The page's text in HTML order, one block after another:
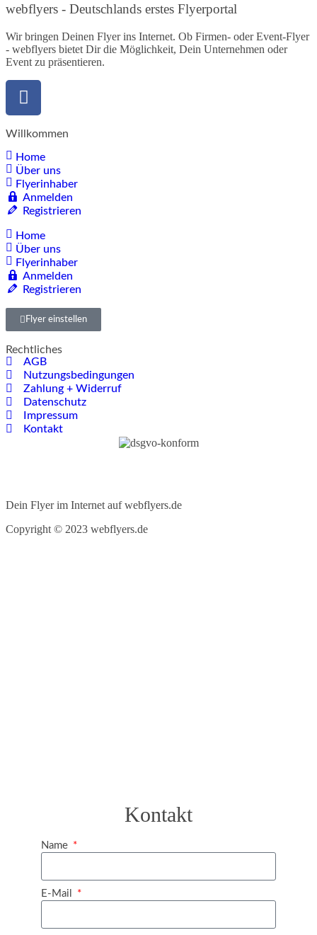
webflyers - Deutschlands erstes Flyerportal
Wir bringen Deinen Flyer ins Internet. Ob Firmen- oder Event-Flyer
- webflyers bietet Dir die Möglichkeit, Dein Unternehmen oder
Event zu präsentieren.
Willkommen
Home
Über uns
Flyerinhaber
Anmelden
Registrieren
Home
Über uns
Flyerinhaber
Anmelden
Registrieren
Flyer einstellen
Rechtliches
AGB
Nutzungsbedingungen
Zahlung + Widerruf
Datenschutz
Impressum
Kontakt
Dein Flyer im Internet auf webflyers.de
Copyright © 2023 webflyers.de
Kontakt
Name
E-Mail